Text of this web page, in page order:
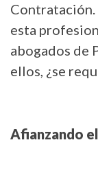
Contratación.
esta
abogados de
ellos, ¿se
Afianzando